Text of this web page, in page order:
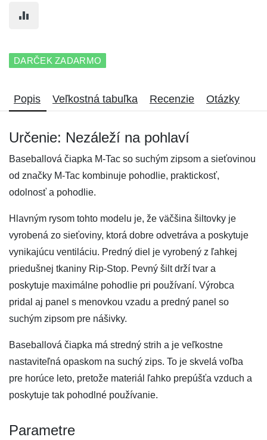
DARČEK ZADARMO
Popis Veľkostná tabuľka Recenzie Otázky
Určenie: Nezáleží na pohlaví
Baseballová čiapka M-Tac so suchým zipsom a sieťovinou
od značky M-Tac kombinuje pohodlie, praktickosť,
odolnosť a pohodlie.
Hlavným rysom tohto modelu je, že väčšina šiltovky je
vyrobená zo sieťoviny, ktorá dobre odvetráva a poskytuje
vynikajúcu ventiláciu. Predný diel je vyrobený z ľahkej
priedušnej tkaniny Rip-Stop. Pevný šilt drží tvar a
poskytuje maximálne pohodlie pri používaní. Výrobca
pridal aj panel s menovkou vzadu a predný panel so
suchým zipsom pre nášivky.
Baseballová čiapka má stredný strih a je veľkostne
nastaviteľná opaskom na suchý zips. To je skvelá voľba
pre horúce leto, pretože materiál ľahko prepúšťa vzduch a
poskytuje tak pohodlné používanie.
Parametre